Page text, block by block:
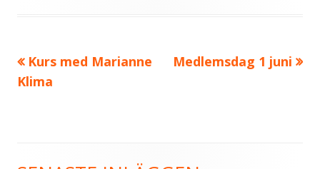
Inläggsnavigering
Föregående
artikel:
Kurs med Marianne
Klima
Nästa
Medlemsdag 1 juni